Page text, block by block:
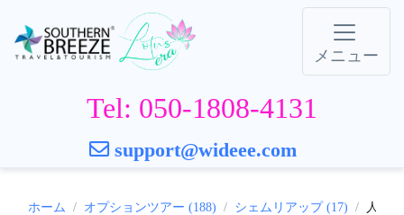
メニュー
Tel: 050-1808-4131
support@wideee.com
ホーム オプションツアー (188) シェムリアップ (17) 人気